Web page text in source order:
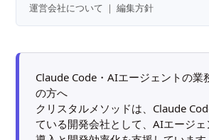
運営会社について ｜編集方針
Claude Code・AIエージェントの業
の方へ
クリスタルメソッドは、Claude
ている開発会社として、AIエージ